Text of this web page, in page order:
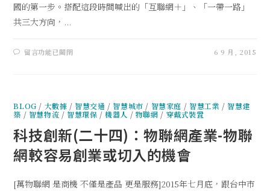
國的第一步。搭配這段時間喊出的「互聯網＋」、「一帶一路」
共三大方向，...
留言功能已關閉 6 9 月, 2015
BLOG / 大數據 /智慧交通 /智慧城市 / 智慧家庭 / 智慧工業 /智慧建
築 / 智慧物流 /智慧環保 /機器人 / 物聯網 / 穿戴式裝置
科技創新(二十四)：物聯網產業-物聯
網較容易創業或切入的機會
[萬物聯網 是商機 不僅是產品 更是服務]2015年七月底，跟台中市